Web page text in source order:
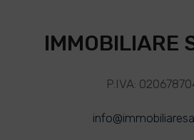
IMMOBILIARE
P.IVA: